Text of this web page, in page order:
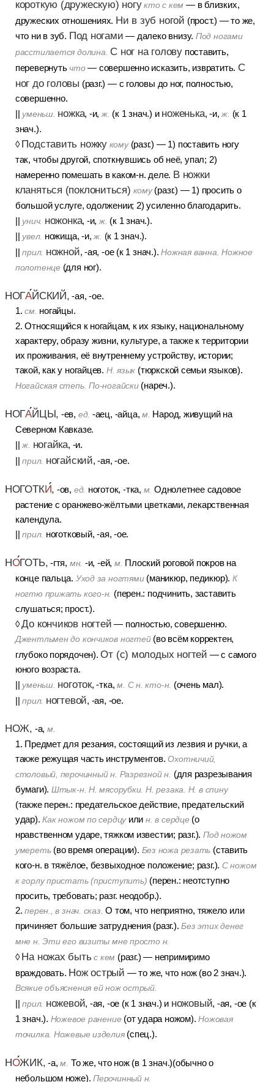
короткую (дружескую) ногу кто с кем — в близких,
дружеских отношениях. Ни в зуб ногой (прост.) — то же,
что ни в зуб. Под ногами — далеко внизу. Под ногами
расстилается долина. С ног на головупоставить,
перевернуть что— совершенно исказить, извратить. С
ног до головы (разг.) — с головы до ног, полностью,
совершенно.
уменьш. ножка, -и,ж. (к 1 знач.) и ноженька, -и,ж. (к 1
знач.).
◊Подставить ножку кому(разг.) — 1) поставить ногу
так, чтобы другой, споткнувшись об неё, упал; 2)
намеренно помешать в каком-н. деле. В ножки
кланяться (поклониться) кому(разг.) — 1) просить о
большой услуге, одолжении; 2) усиленно благодарить.
унич. ножонка, -и,ж. (к 1 знач.).
увел. ножища, -и,ж. (к 1 знач.).
||прил. ножной, -ая, -ое (к 1 знач.).Ножная ванна. Ножное
полотенце(для ног).
НОГАЙСКИЙ, -ая, -ое.
1.см. ногайцы.
2. Относящийся к ногайцам, к их языку, национальному
характеру, образу жизни, культуре, а также к территории
их проживания, её внутреннему устройству, истории;
такой, как у ногайцев. Н. язык (тюркской семьи языков).
Ногайская степь. По-ногайски(нареч.).
НОГАЙЦЫ, -ев, ед. -аец, -айца,м. Народ, живущий на
Северном Кавказе.
||ж. ногайка, -и.
||прил. ногайский, -ая, -ое.
НОГОТКИ, -ов, ед. ноготок, -тка, м. Однолетнее садовое
растение с оранжево-жёлтыми цветками, лекарственная
календула.
||прил. ноготковый, -ая, -ое.
НОГОТЬ, -гтя, мн. -и, -ей, м. Плоский роговой покров на
конце пальца. Уход за ногтями(маникюр, педикюр). К
ногтю прижать кого-н. (перен.: подчинить, заставить
слушаться; прост.).
◊До кончиков ногтей — полностью, совершенно.
Джентльмен до кончиков ногтей(во всём корректен,
глубоко порядочен).От (с) молодых ногтей — с самого
юного возраста.
уменьш. ноготок, -тка,м. С н. кто-н. (очень мал).
||прил. ногтевой, -ая, -ое.
НОЖ, -а, м.
1. Предмет для резания, состоящий из лезвия и ручки, а
также режущая часть инструментов. Охотничий,
столовый, перочинный н. Разрезной н. (для разрезывания
бумаги). Штык-н. Н. мясорубки. Н. резака. Н. в спину
(также перен.: предательское действие, предательский
удар).Как ножом по сердцуилин. в сердце(о
нравственном ударе, тяжком известии; разг.). Под ножом
умереть(во время операции). Без ножа резать (ставить
кого-н. в тяжёлое, безвыходное положение; разг.). С ножом
к горлу пристать (приступить) (перен.: неотступно
просить, требовать; разг. неодобр.).
2.перен., в знач. сказ. О том, что неприятно, тяжело или
причиняет большие затруднения (разг.).Без этих денег
мне н. Эти его визиты мне просто н.
◊На ножах быть с кем (разг.) — непримиримо
враждовать. Нож острый — то же, что нож (во 2 знач.).
Всякие объяснения ей нож острый.
||прил. ножевой, -ая, -ое (к 1 знач.) и ножовый, -ая, -ое (к
1 знач.). Ножевое ранение(от удара ножом).Ножовая
точилка. Ножевые изделия(спец.).
НОЖИК, -а,м. То же, что нож (в 1 знач.)(обычно о
небольшом ноже).Перочинный н.